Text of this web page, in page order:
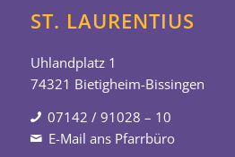
ST. LAURENTIUS
Uhlandplatz 1
74321 Bietigheim-Bissingen
07142 / 91028 – 10
E-Mail ans Pfarrbüro